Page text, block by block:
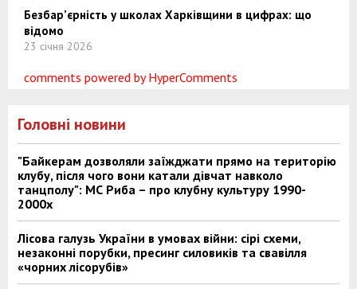
Безбар’єрність у школах Харківщини в цифрах: що
відомо
23 січня 2026
comments powered by HyperComments
Головні новини
"Байкерам дозволяли заїжджати прямо на територію
клубу, після чого вони катали дівчат навколо
танцполу": МС Риба – про клубну культуру 1990-
2000х
Лісова галузь України в умовах війни: сірі схеми,
незаконні порубки, пресинг силовиків та свавілля
«чорних лісорубів»